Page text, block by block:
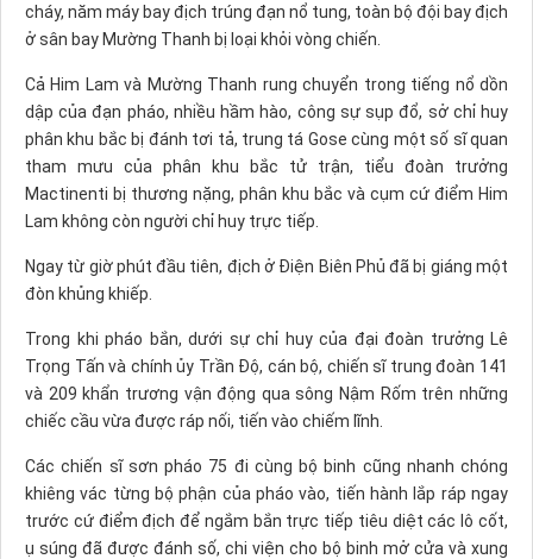
cháy, năm máy bay địch trúng đạn nổ tung, toàn bộ đội bay địch
ở sân bay Mường Thanh bị loại khỏi vòng chiến.
Cả Him Lam và Mường Thanh rung chuyển trong tiếng nổ dồn
dập của đạn pháo, nhiều hầm hào, công sự sụp đổ, sở chỉ huy
phân khu bắc bị đánh tơi tả, trung tá Gose cùng một số sĩ quan
tham mưu của phân khu bắc tử trận, tiểu đoàn trưởng
Mactinenti bị thương nặng, phân khu bắc và cụm cứ điểm Him
Lam không còn người chỉ huy trực tiếp.
Ngay từ giờ phút đầu tiên, địch ở Ðiện Biên Phủ đã bị giáng một
đòn khủng khiếp.
Trong khi pháo bắn, dưới sự chỉ huy của đại đoàn trưởng Lê
Trọng Tấn và chính ủy Trần Ðộ, cán bộ, chiến sĩ trung đoàn 141
và 209 khẩn trương vận động qua sông Nậm Rốm trên những
chiếc cầu vừa được ráp nối, tiến vào chiếm lĩnh.
Các chiến sĩ sơn pháo 75 đi cùng bộ binh cũng nhanh chóng
khiêng vác từng bộ phận của pháo vào, tiến hành lắp ráp ngay
trước cứ điểm địch để ngắm bắn trực tiếp tiêu diệt các lô cốt,
ụ súng đã được đánh số, chi viện cho bộ binh mở cửa và xung